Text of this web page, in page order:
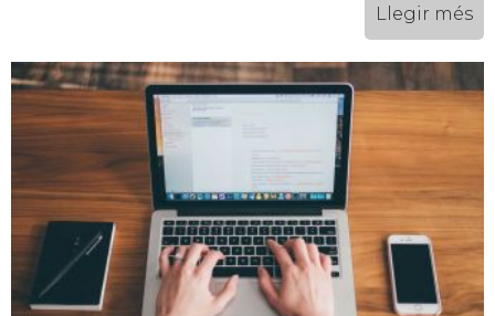
Llegir més